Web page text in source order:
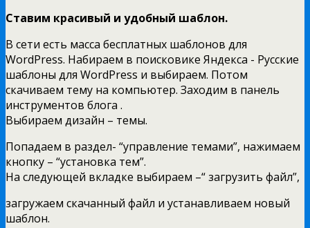
Ставим красивый и удобный шаблон.
В сети есть масса бесплатных шаблонов для
WordPress. Набираем в поисковике Яндекса - Русские
шаблоны для WordPress и выбираем. Потом
скачиваем тему на компьютер. Заходим в панель
инструментов блога .
Выбираем дизайн – темы.
Попадаем в раздел- “управление темами”, нажимаем
кнопку – “установка тем”.
На следующей вкладке выбираем –“ загрузить файл”,
загружаем скачанный файл и устанавливаем новый
шаблон.